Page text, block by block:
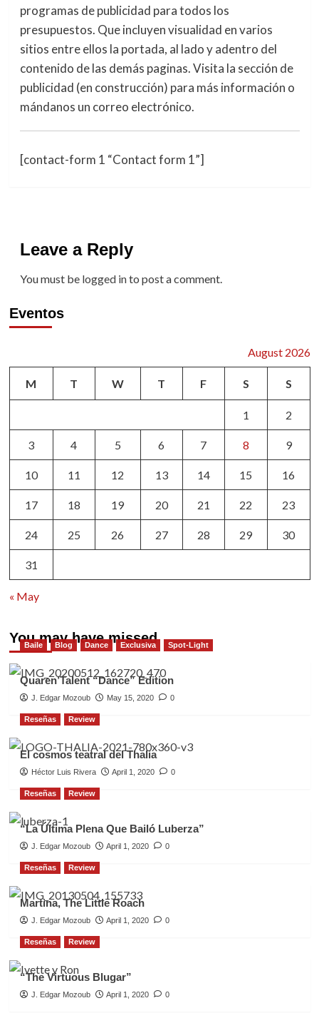
programas de publicidad para todos los
presupuestos. Que incluyen visualidad en varios
sitios entre ellos la portada, al lado y adentro del
contenido de las demás paginas. Visita la sección de
publicidad (en construcción) para más información o
mándanos un correo electrónico.
[contact-form 1 “Contact form 1”]
Leave a Reply
You must be logged into post a comment.
Eventos
August 2026
M T W T F S S
1 2
3 4 5 6 7 8 9
10 11 12 13 14 15 16
17 18 19 20 21 22 23
24 25 26 27 28 29 30
31
« May
You may have missed
Baile Blog Dance Exclusiva Spot-Light
Quaren’Talent “Dance” Edition
J. Edgar Mozoub May 15, 2020 0
Reseñas Review
El cosmos teatral del Thalia
Héctor Luis Rivera April 1, 2020 0
Reseñas Review
“La Última Plena Que Bailó Luberza”
J. Edgar Mozoub April 1, 2020 0
Reseñas Review
Martina, The Little Roach
J. Edgar Mozoub April 1, 2020 0
Reseñas Review
“The Virtuous Blugar”
J. Edgar Mozoub April 1, 2020 0